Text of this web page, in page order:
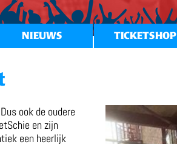
NIEUWS TICKETSHOP
ook de oudere
en zijn
een heerlijk